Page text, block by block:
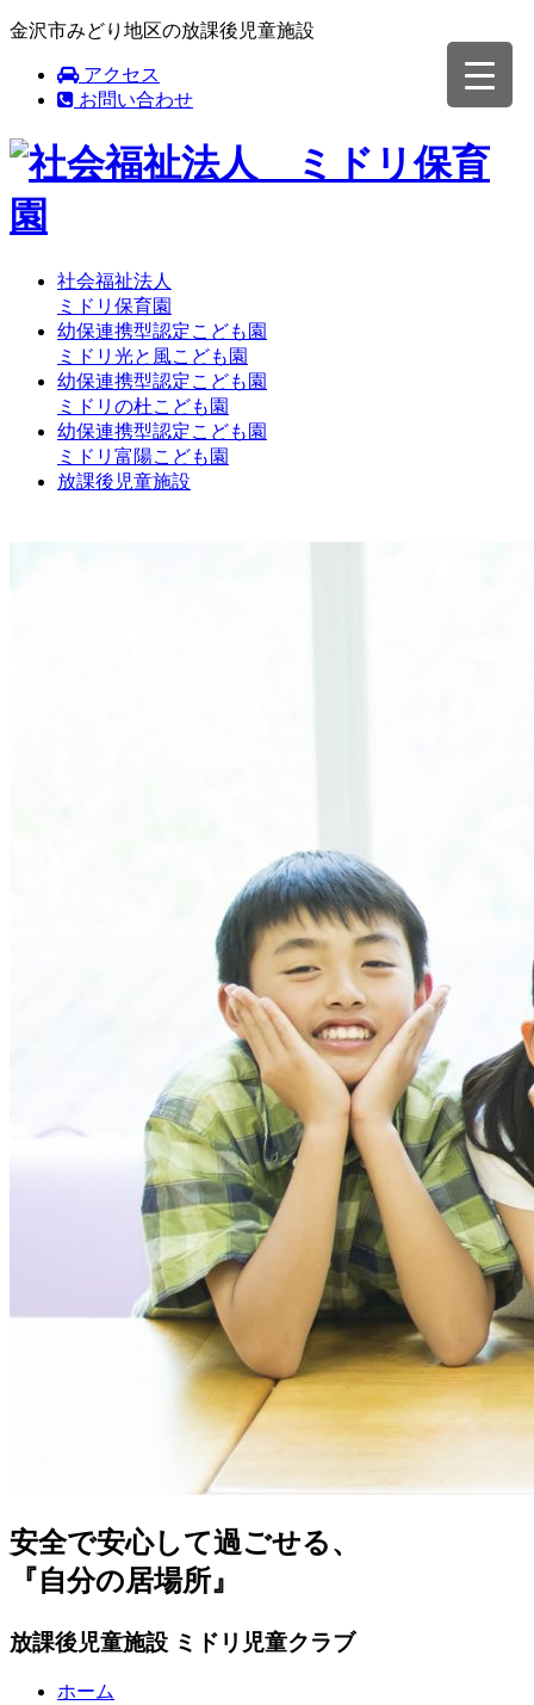
金沢市みどり地区の放課後児童施設
アクセス
お問い合わせ
社会福祉法人
ミドリ保育園
幼保連携型認定こども園
ミドリ光と風こども園
幼保連携型認定こども園
ミドリの杜こども園
幼保連携型認定こども園
ミドリ富陽こども園
放課後児童施設
安全で安心して過ごせる、
『自分の居場所』
放課後児童施設 ミドリ児童クラブ
ホーム